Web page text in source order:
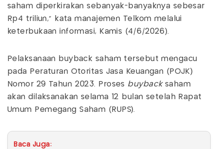
saham diperkirakan sebanyak-banyaknya sebesar
Rp4 triliun," kata manajemen Telkom melalui
keterbukaan informasi, Kamis (4/6/2026).
Pelaksanaan buyback saham tersebut mengacu
pada Peraturan Otoritas Jasa Keuangan (POJK)
Nomor 29 Tahun 2023. Proses buyback saham
akan dilaksanakan selama 12 bulan setelah Rapat
Umum Pemegang Saham (RUPS).
Baca Juga: